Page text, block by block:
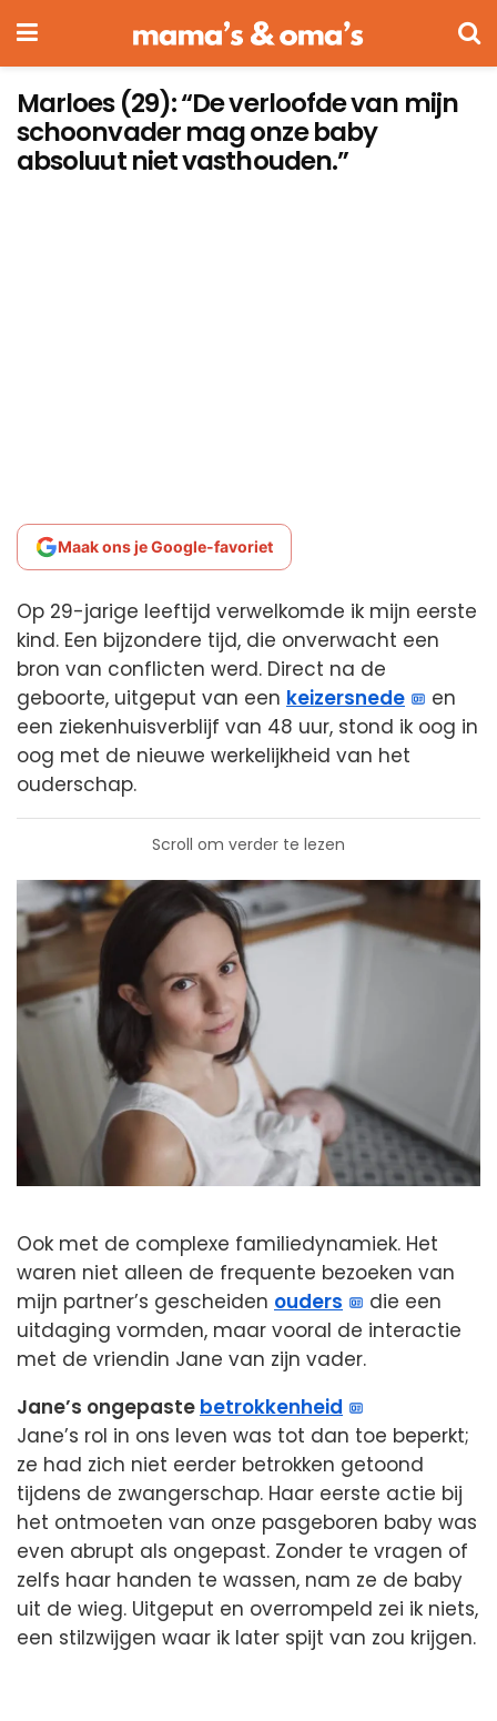
Marloes (29): “De verloofde van mijn
schoonvader mag onze baby
absoluut niet vasthouden.”
Maak ons je Google-favoriet
Op 29-jarige leeftijd verwelkomde ik mijn eerste
kind. Een bijzondere tijd, die onverwacht een
bron van conflicten werd. Direct na de
geboorte, uitgeput van een keizersnede
en
een ziekenhuisverblijf van 48 uur, stond ik oog in
oog met de nieuwe werkelijkheid van het
ouderschap.
Scroll om verder te lezen
Ook met de complexe familiedynamiek. Het
waren niet alleen de frequente bezoeken van
mijn partner’s gescheiden ouders
die een
uitdaging vormden, maar vooral de interactie
met de vriendin Jane van zijn vader.
Jane’s ongepaste betrokkenheid
Jane’s rol in ons leven was tot dan toe beperkt;
ze had zich niet eerder betrokken getoond
tijdens de zwangerschap. Haar eerste actie bij
het ontmoeten van onze pasgeboren baby was
even abrupt als ongepast. Zonder te vragen of
zelfs haar handen te wassen, nam ze de baby
uit de wieg. Uitgeput en overrompeld zei ik niets,
een stilzwijgen waar ik later spijt van zou krijgen.